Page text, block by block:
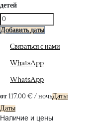
детей
Добавить даты
Связаться с нами
WhatsApp
WhatsApp
от 117.00 € / ночьДаты
Даты
Наличие и цены